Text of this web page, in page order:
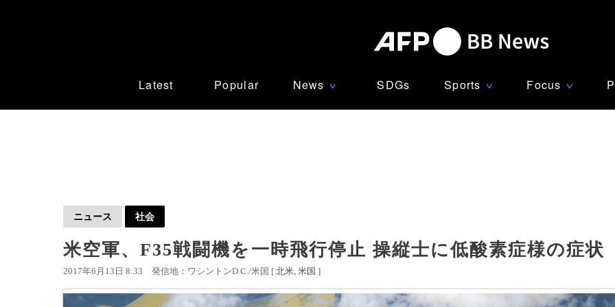
Latest Popular News ∨ SDGs Sports ∨ Focus ∨
ニュース 社会
米空軍、F35戦闘機を一時飛行停止 操縦士に低酸素症様の症状
2017年6月13日 8:33 発信地：ワシントンD.C./米国 [ 北米 米国 ]